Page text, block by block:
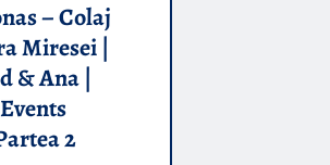
– Colaj
Miresei |
& Ana |
2